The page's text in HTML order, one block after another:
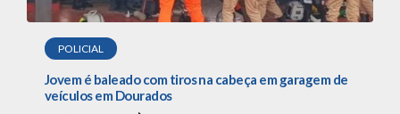
POLICIAL
Jovem é baleado com tiros na cabeça em garagem de
veículos em Dourados